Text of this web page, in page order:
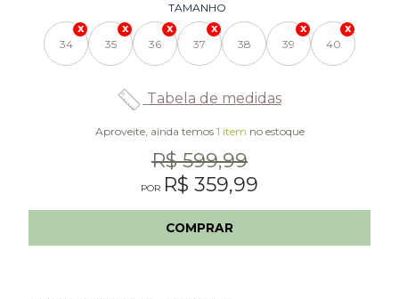
TAMANHO
34 35 36 37 38 39 40
Tabela de medidas
Aproveite, ainda temos 1 item no estoque
R$ 599,99
R$ 359,99
COMPRAR